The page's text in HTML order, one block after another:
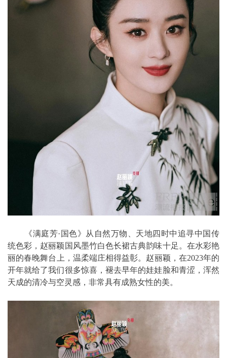
《满庭芳·国色》从自然万物、天地四时中追寻中国传
统色彩，赵丽颖国风墨竹白色长裙古典韵味十足。在水彩艳
丽的春晚舞台上，温柔端庄相得益彰。赵丽颖，在2023年的
开年就给了我们很多惊喜，褪去早年的娃娃脸和青涩，浑然
天成的清冷与空灵感，非常具有成熟女性的美。